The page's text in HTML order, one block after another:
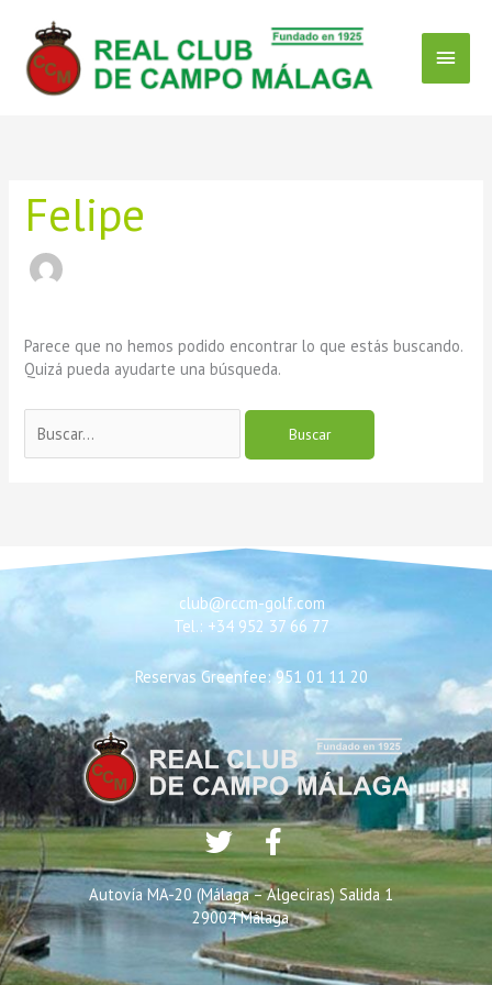
contenido
Menú
Felipe
Parece que no hemos podido encontrar lo que estás buscando.
Quizá pueda ayudarte una búsqueda.
club@rccm-golf.com
Tel.: +34 952 37 66 77
Reservas Greenfee: 951 01 11 20
Autovía MA-20 (Málaga – Algeciras) Salida 1
29004 Málaga